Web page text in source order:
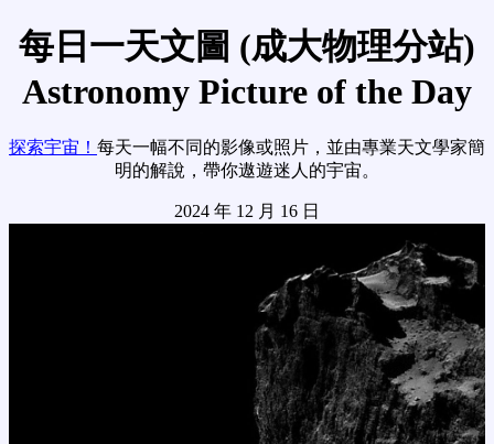
每日一天文圖 (成大物理分站)
Astronomy Picture of the Day
探索宇宙！ 每天一幅不同的影像或照片，並由專業天文學家簡
明的解說，帶你遨遊迷人的宇宙。
2024 年 12 月 16 日